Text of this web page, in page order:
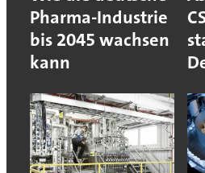
Pharma-Industrie
bis 2045 wachsen
kann